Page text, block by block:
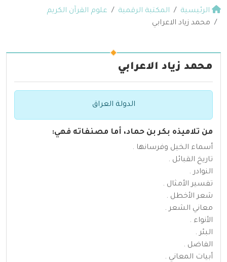
الرئيسية المكتبة الرقمية
علوم القرآن الكريم
محمد زياد الاعرابي
محمد زياد الاعرابي
الدولة العراق
من تلاميذه بكر بن حماد، أما مصنفاته فهي:
أسماء الخيل وفرسانها .
تاريخ القبائل .
النوادر .
تفسير الأمثال .
شعر الأخطل .
معاني الشعر .
الأنواء .
البئر .
الفاضل .
أبيات المعاني .